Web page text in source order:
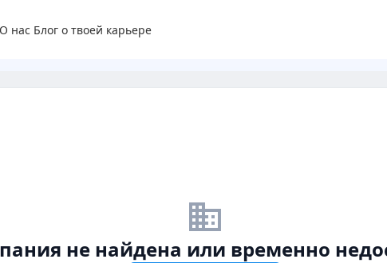
О нас Блог о твоей карьере
business_off
не найдена или временно